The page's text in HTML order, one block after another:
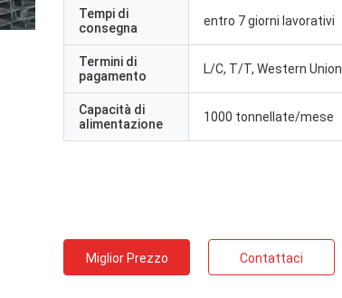
Tempi di
consegna
entro 7 giorni lavorativi
Termini di
pagamento
L/C, T/T, Western Union
Capacità di
alimentazione
1000 tonnellate/mese
Miglior Prezzo Contattaci